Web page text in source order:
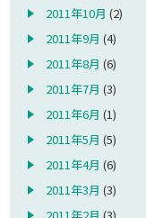
2011年10月 (2)
2011年9月 (4)
2011年8月 (6)
2011年7月 (3)
2011年6月 (1)
2011年5月 (5)
2011年4月 (6)
2011年3月 (3)